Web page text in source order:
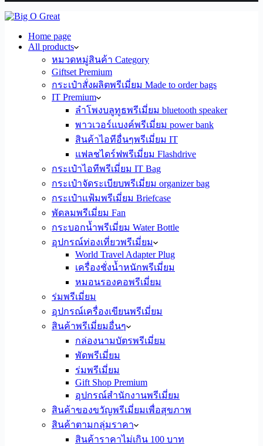
Home page
All products
หมวดหมู่สินค้า Category
Giftset Premium
กระเป๋าสั่งผลิตพรีเมี่ยม Made to order bags
IT Premium
ลำโพงบลูทูธพรีเมี่ยม bluetooth speaker
พาวเวอร์แบงค์พรีเมี่ยม power bank
สินค้าไอทีอื่นๆพรีเมี่ยม IT
แฟลชไดร์ฟพรีเมี่ยม Flashdrive
กระเป๋าไอทีพรีเมี่ยม IT Bag
กระเป๋าจัดระเบียบพรีเมี่ยม organizer bag
กระเป๋าแฟ้มพรีเมี่ยม Briefcase
พัดลมพรีเมี่ยม Fan
กระบอกน้ำพรีเมี่ยม Water Bottle
อุปกรณ์ท่องเที่ยวพรีเมี่ยม
World Travel Adapter Plug
เครื่องชั่งน้ำหนักพรีเมี่ยม
หมอนรองคอพรีเมี่ยม
ร่มพรีเมี่ยม
อุปกรณ์เครื่องเขียนพรีเมี่ยม
สินค้าพรีเมี่ยมอื่นๆ
กล่องนามบัตรพรีเมี่ยม
พัดพรีเมี่ยม
ร่มพรีเมี่ยม
Gift Shop Premium
อุปกรณ์สำนักงานพรีเมี่ยม
สินค้าของขวัญพรีเมี่ยมเพื่อสุขภาพ
สินค้าตามกลุ่มราคา
สินค้าราคาไม่เกิน 100 บาท